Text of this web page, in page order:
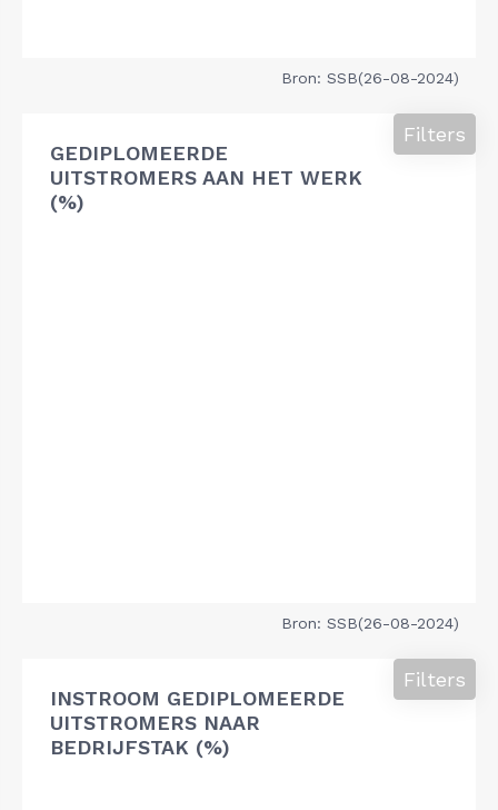
Bron: SSB(26-08-2024)
GEDIPLOMEERDE
UITSTROMERS AAN HET WERK
(%)
Filters
Bron: SSB(26-08-2024)
INSTROOM GEDIPLOMEERDE
UITSTROMERS NAAR
BEDRIJFSTAK (%)
Filters